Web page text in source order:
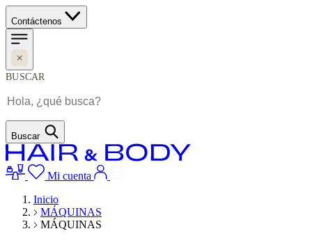
Contáctenos
BUSCAR
Buscar
Mi cuenta
Inicio
MÁQUINAS
MÁQUINAS